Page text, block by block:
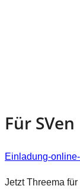
Für SVen
Einladung-
Jetzt Threema